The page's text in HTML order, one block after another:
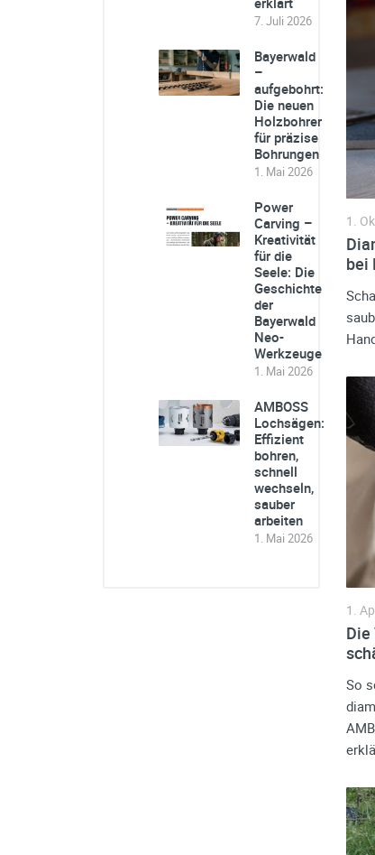
7. Juli 2026
Bayerwald
–
aufgebohrt:
Die neuen
Holzbohrer
für präzise
Bohrungen
1. Mai 2026
Power
Carving –
Kreativität
für die
Seele: Die
Geschichte
der
Bayerwald
Neo-
Werkzeuge
1. Mai 2026
AMBOSS
Lochsägen:
Effizient
bohren,
schnell
wechseln,
sauber
arbeiten
1. Mai 2026
bei
1.
1.
So